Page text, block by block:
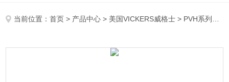
当前位置：首页 > 产品中心 > 美国VICKERS威格士 > PVH系列柱塞泵